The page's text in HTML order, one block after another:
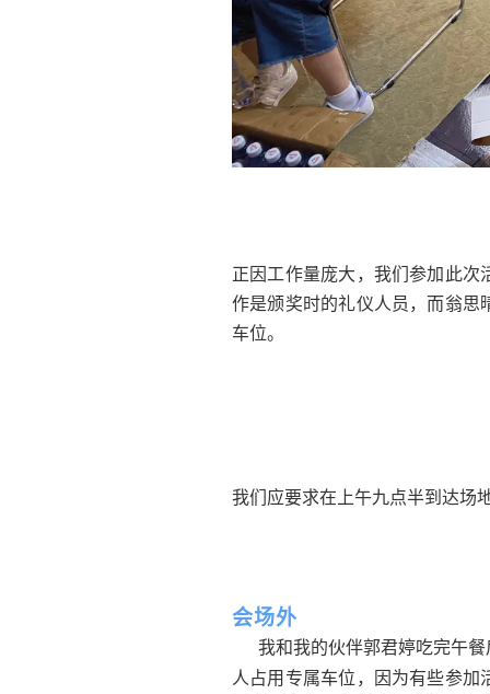
正因工作量庞大，我们参加此次
作是颁奖时的礼仪人员，而翁思
车位。
我们应要求在上午九点半到达场
会场外
我和我的伙伴郭君婷吃完午
人占用专属车位，因为有些参